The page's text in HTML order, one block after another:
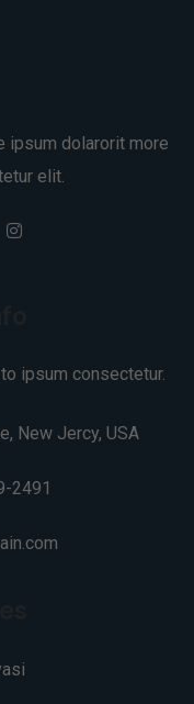
ipsum dolarorit more
elit.
ipsum consectetur.
New Jercy, USA
2491